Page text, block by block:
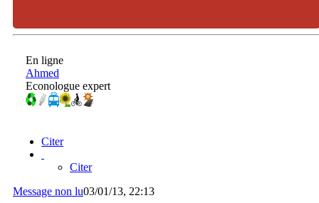
En ligne
Ahmed
Econologue expert
Citer
Citer
Message non lu03/01/13, 22:13